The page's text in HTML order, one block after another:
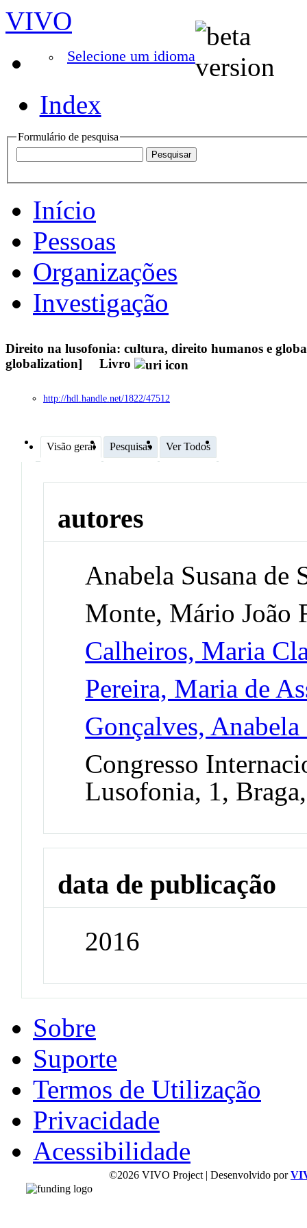
VIVO
Selecione um idioma
Index
Formulário de pesquisa
Início
Pessoas
Organizações
Investigação
Direito na lusofonia: cultura, direito humanos e
globalization]
Livro
http://hdl.handle.net/1822/47512
Visão geral Pesquisas Ver Todos
autores
Anabela Susana de
Monte, Mário João
Calheiros, Maria
Pereira, Maria de
Gonçalves, Anabela
Congresso
Lusofonia, 1,
data de publicação
2016
Sobre
Suporte
Termos de Utilização
Privacidade
Acessibilidade
©2026 VIVO Project | Desenvolvido por